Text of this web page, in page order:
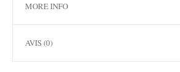
MORE INFO
AVIS (0)